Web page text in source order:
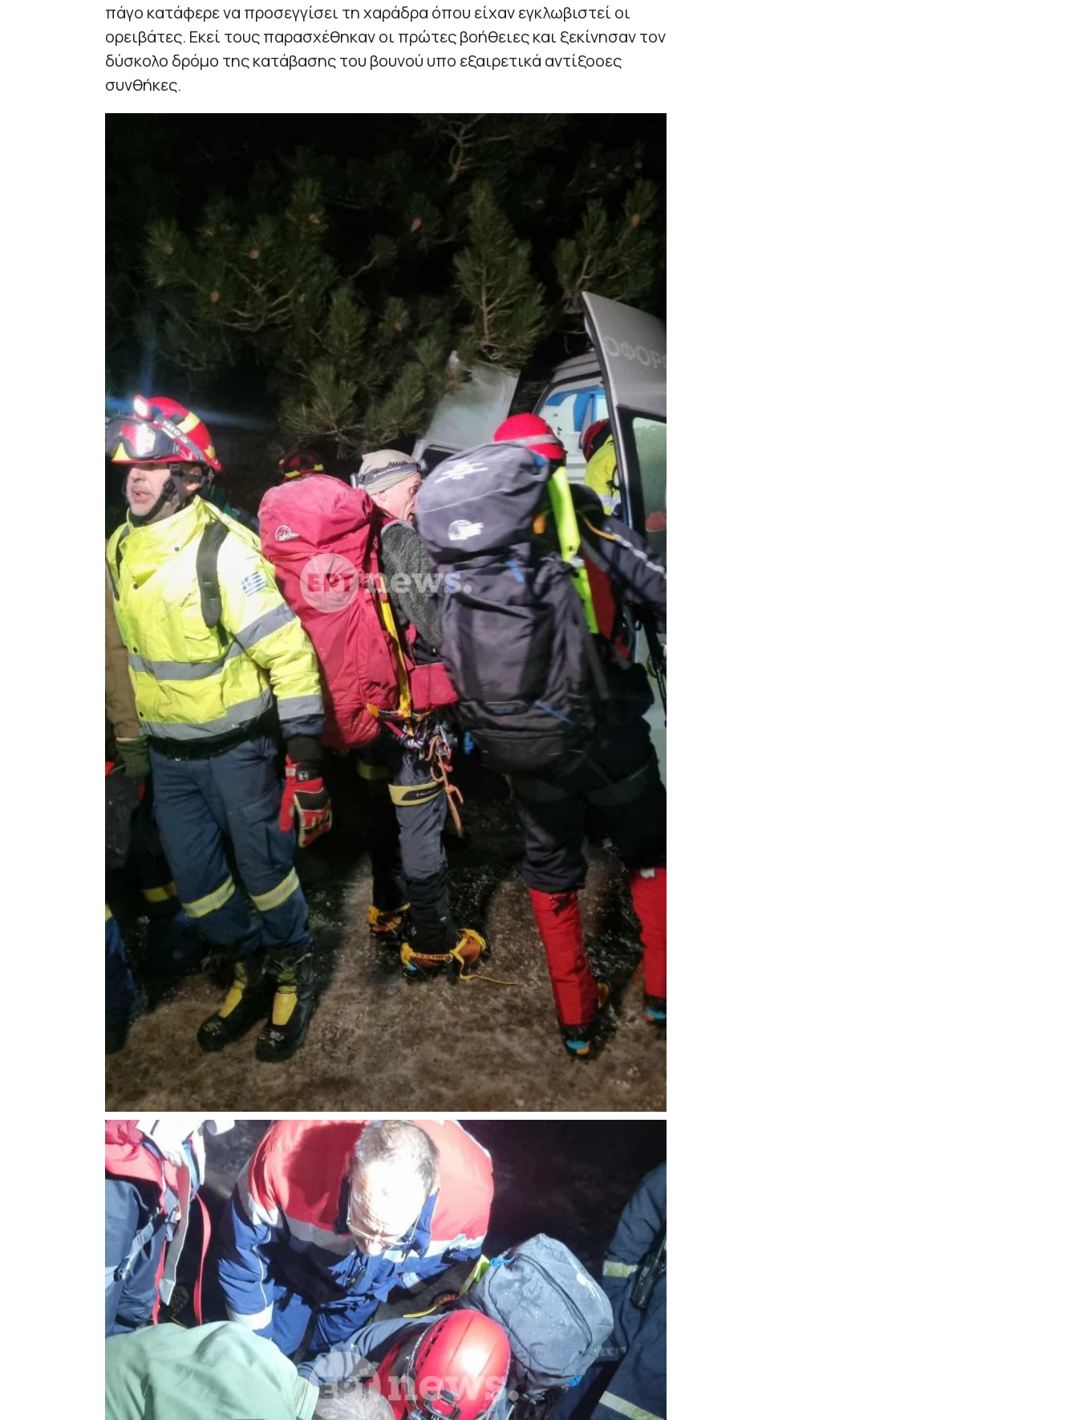
πάγο κατάφερε να προσεγγίσει τη χαράδρα όπου είχαν εγκλωβιστεί οι
ορειβάτες. Εκεί τους παρασχέθηκαν οι πρώτες βοήθειες και ξεκίνησαν τον
δύσκολο δρόμο της κατάβασης του βουνού υπο εξαιρετικά αντίξοοες
συνθήκες.